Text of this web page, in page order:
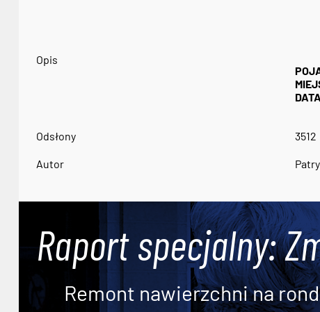
Opis
Odsłony 3512
Autor
Raport specjalny:
Remont nawierzchni na